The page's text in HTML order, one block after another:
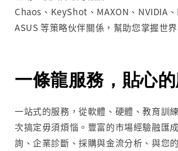
Chaos、KeyShot、MAXON、NVIDIA
ASUS 等策略伙伴關係，幫助您掌握世
一條龍服務，貼心
一站式的服務，從軟體、硬體、教育訓
次搞定毋須煩惱。豐富的市場經驗融匯
詢、企業診斷、採購與金流分析、與您